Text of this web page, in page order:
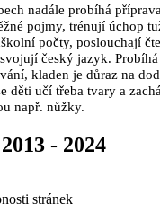
nadále probíhá
pojmy, trénují úchop
počty, poslouchají
český jazyk.
kladen je důraz na
děti učí třeba tvary a
např. nůžky.
- 2024
stránek